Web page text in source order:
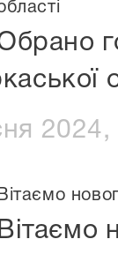
2024,
Вітаємо
Вітаємо